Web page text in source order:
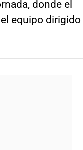
donde el
equipo dirigido